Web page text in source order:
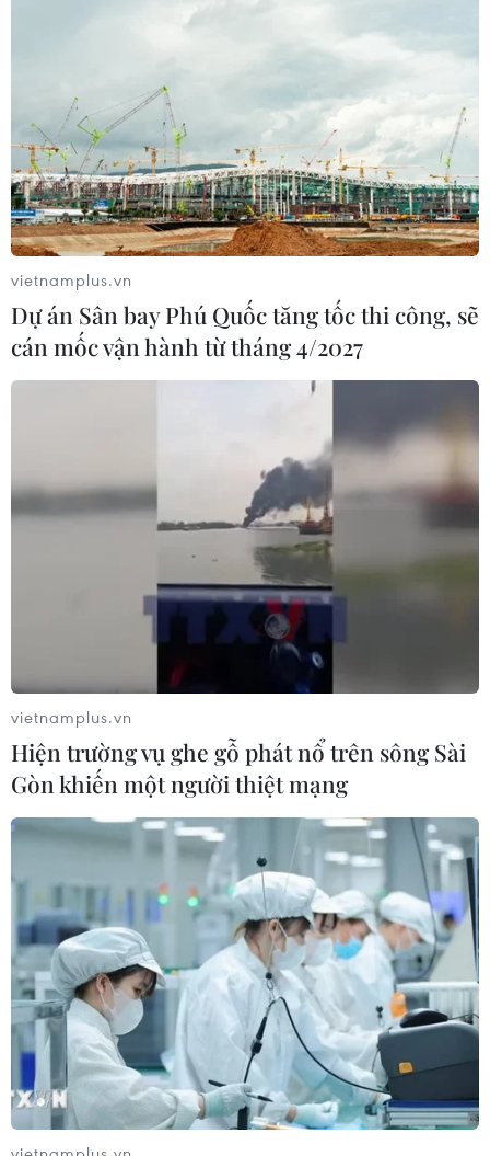
vietnamplus.vn
Dự án Sân bay Phú Quốc tăng tốc thi công, sẽ
cán mốc vận hành từ tháng 4/2027
vietnamplus.vn
Hiện trường vụ ghe gỗ phát nổ trên sông Sài
Gòn khiến một người thiệt mạng